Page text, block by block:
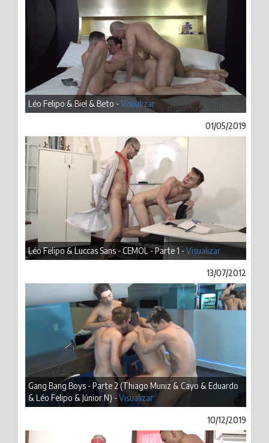
Léo Felipo & Biel & Beto -Visualizar
01/05/2019
Léo Felipo & Luccas Sans - CEMOL - Parte 1 -Visualizar
13/07/2012
Gang Bang Boys - Parte 2 (Thiago Muniz & Cayo & Eduardo
& Léo Felipo & Júnior N) -Visualizar
10/12/2019